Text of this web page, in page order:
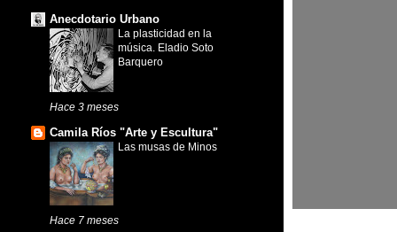
Anecdotario Urbano
La plasticidad en la
música. Eladio Soto
Barquero
Hace 3 meses
Camila Ríos "Arte y Escultura"
Las musas de Minos
Hace 7 meses